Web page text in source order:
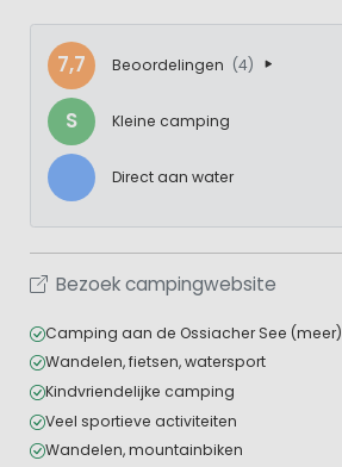
7,7 Beoordelingen (4)
S Kleine camping
Direct aan water
Bezoek campingwebsite
Camping aan de Ossiacher See (meer)
Wandelen, fietsen, watersport
Kindvriendelijke camping
Veel sportieve activiteiten
Wandelen, mountainbiken